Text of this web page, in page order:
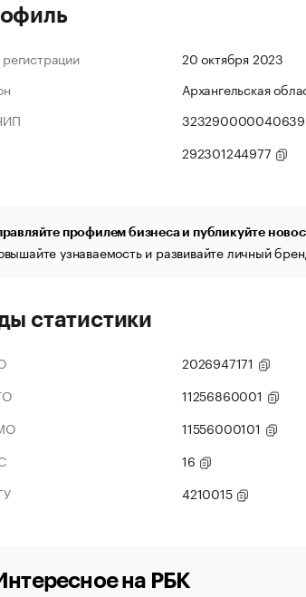
20 октября 2023
Архангельская
323290000040639
292301244977
профилем бизнеса и публикуйте
узнаваемость и развивайте личный
статистики
2026947171
11256860001
11556000101
16
4210015
на РБК